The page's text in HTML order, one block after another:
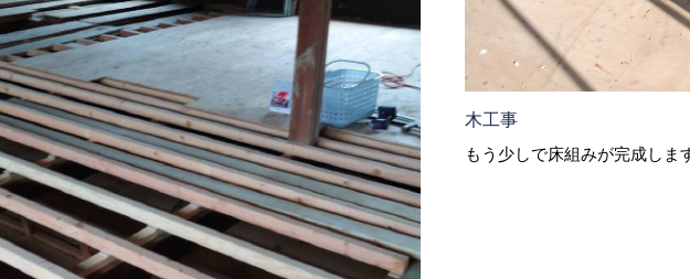
木工事
もう少しで床組みが完成しま